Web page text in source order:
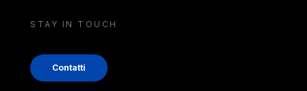
STAY IN TOUCH
Contatti